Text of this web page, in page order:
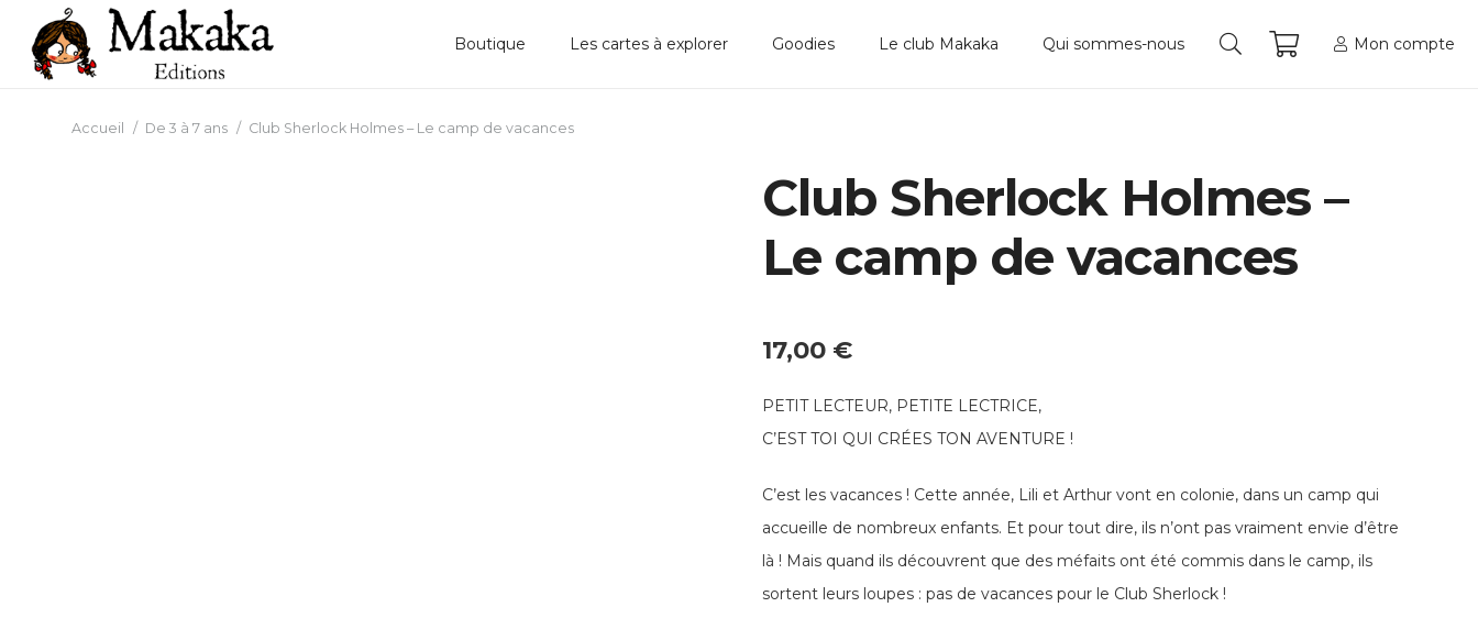
Boutique Les cartes à explorer Goodies Le club Makaka Qui sommes-nous Mon compte
Accueil / De 3 à 7 ans / Club Sherlock Holmes – Le camp de vacances
Club Sherlock Holmes –
Le camp de vacances
17,00 €
PETIT LECTEUR, PETITE LECTRICE,
C’EST TOI QUI CRÉES TON AVENTURE !
C’est les vacances ! Cette année, Lili et Arthur vont en colonie, dans un camp qui
accueille de nombreux enfants. Et pour tout dire, ils n’ont pas vraiment envie d’être
là ! Mais quand ils découvrent que des méfaits ont été commis dans le camp, ils
sortent leurs loupes : pas de vacances pour le Club Sherlock !